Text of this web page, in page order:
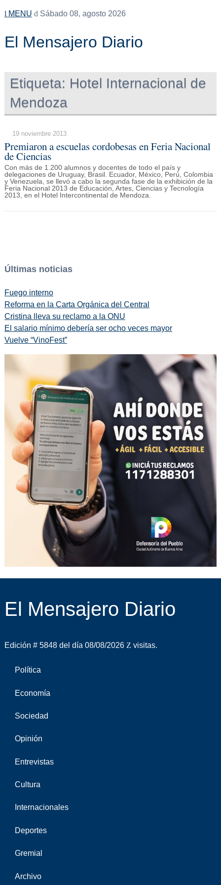
MENU Sábado 08, agosto 2026
El Mensajero Diario
Etiqueta: Hotel Internacional de
Mendoza
19 noviembre 2013
Premiaron a escuelas cordobesas en Feria Nacional
de Ciencias
Con más de 1.200 alumnos y docentes de todo el país y
delegaciones de Uruguay, Brasil. Ecuador, México, Perú, Colombia
y Venezuela, se llevó a cabo la segunda fase de la exhibición de la
Feria Nacional 2013 de Educación, Artes, Ciencias y Tecnología
2013, en el Hotel Intercontinental de Mendoza.
Últimas noticias
Fuego interno
Reforma en la Carta Orgánica del Central
Cristina lleva su reclamo a la ONU
El salario mínimo debería ser ocho veces mayor
Vuelve “VinoFest”
El Mensajero Diario
Edición # 5848 del día 08/08/2026 visitas.
Política
Economía
Sociedad
Opinión
Entrevistas
Cultura
Internacionales
Deportes
Gremial
Archivo